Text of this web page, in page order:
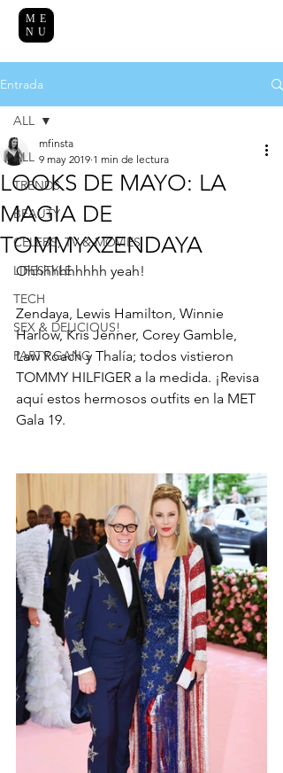
ME
NU
Entrada
ALL
TRENDS
BEAUTY
CELEBS, TV & MOVIES
LIFESTYLE
TECH
SEX & DELICIOUS!
PARTY GANG
ALL
LOOKS DE MAYO: LA
MAGIA DE
TOMMYXZENDAYA
mfinsta
9 may 2019 1 min de lectura
Ohhhhhhhhhh yeah!
Zendaya, Lewis Hamilton, Winnie
Harlow, Kris Jenner, Corey Gamble,
Law Roach y Thalía; todos vistieron
TOMMY HILFIGER a la medida. ¡Revisa
aquí estos hermosos outfits en la MET
Gala 19.